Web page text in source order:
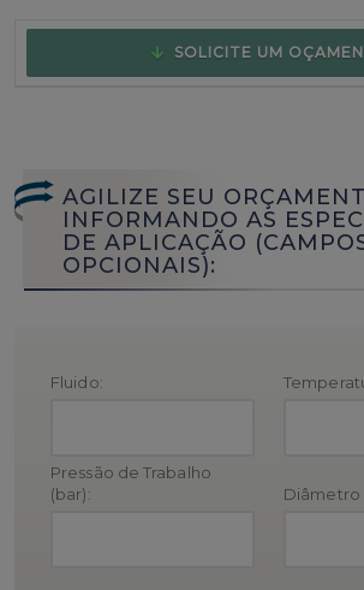
SOLICITE UM
AGILIZE SEU
INFORMANDO AS
DE APLICAÇÃO
OPCIONAIS):
Fluido:
Pressão de Trabalho
(bar):
Diâmetro